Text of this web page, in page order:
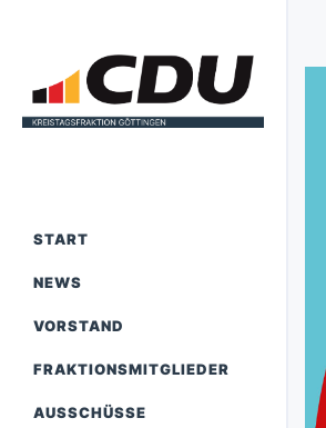
START
NEWS
VORSTAND
FRAKTIONSMITGLIEDER
AUSSCHÜSSE